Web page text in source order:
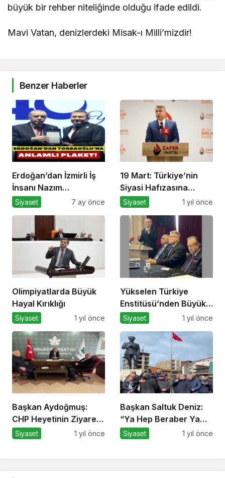
büyük bir rehber niteliğinde olduğu ifade edildi.
Mavi Vatan, denizlerdeki Misak-ı Milli’mizdir!
Benzer Haberler
Erdoğan’dan İzmirli İş
İnsanı Nazım
Torbaoğlu’na Anlamlı
Siyaset 7 ay önce
19 Mart: Türkiye’nin
Siyasi Hafızasına
Kazınan Sivil Darbe
Siyaset 1 yıl önce
Olimpiyatlarda Büyük
Hayal Kırıklığı
Siyaset 1 yıl önce
Yükselen Türkiye
Enstitüsü’nden Büyük
Buluşma: Ekonomi,
Hukuk Konferansı
Siyaset 1 yıl önce
Başkan Aydoğmuş:
CHP Heyetinin Ziyareti
Memnuniyet Verici
Siyaset 1 yıl önce
Başkan Saltuk Deniz:
“Ya Hep Beraber Ya
Hiçbirimiz!”
Siyaset 1 yıl önce